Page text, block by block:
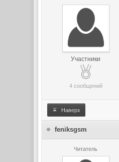
Участники
4 сообщений
Наверх
feniksgsm
Читатель